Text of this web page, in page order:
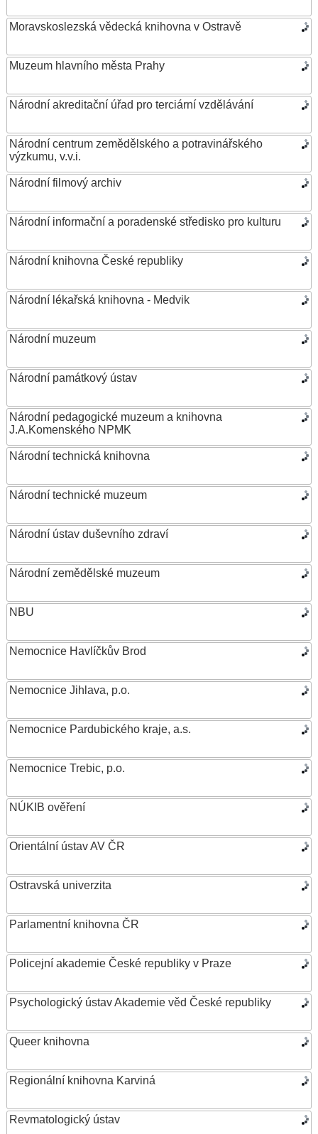
Moravskoslezská vědecká knihovna v Ostravě
Muzeum hlavního města Prahy
Národní akreditační úřad pro terciární vzdělávání
Národní centrum zemědělského a potravinářského
výzkumu, v.v.i.
Národní filmový archiv
Národní informační a poradenské středisko pro kulturu
Národní knihovna České republiky
Národní lékařská knihovna - Medvik
Národní muzeum
Národní památkový ústav
Národní pedagogické muzeum a knihovna
J.A.Komenského NPMK
Národní technická knihovna
Národní technické muzeum
Národní ústav duševního zdraví
Národní zemědělské muzeum
NBU
Nemocnice Havlíčkův Brod
Nemocnice Jihlava, p.o.
Nemocnice Pardubického kraje, a.s.
Nemocnice Trebic, p.o.
NÚKIB ověření
Orientální ústav AV ČR
Ostravská univerzita
Parlamentní knihovna ČR
Policejní akademie České republiky v Praze
Psychologický ústav Akademie věd České republiky
Queer knihovna
Regionální knihovna Karviná
Revmatologický ústav